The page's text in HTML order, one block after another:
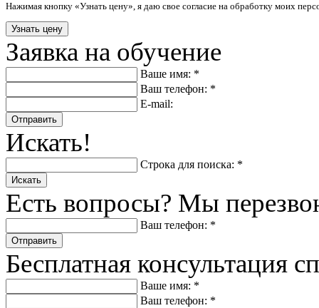
Нажимая кнопку «Узнать цену», я даю свое согласие на обработку моих
Заявка на обучение
Ваше имя: *
Ваш телефон: *
E-mail:
Отправить
Искать!
Строка для поиска: *
Искать
Есть вопросы? Мы
Ваш телефон: *
Отправить
Бесплатная консультация
Ваше имя: *
Ваш телефон: *